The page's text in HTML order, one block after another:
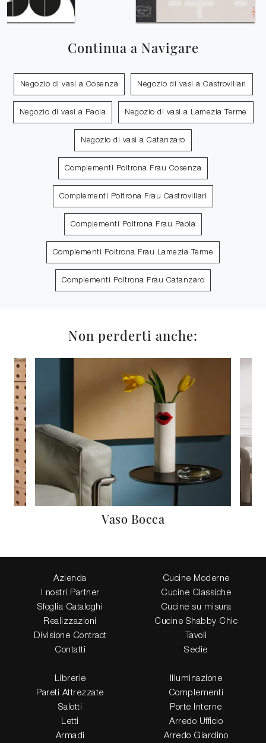
Continua a Navigare
Negozio di vasi a Cosenza Negozio di vasi a Castrovillari
Negozio di vasi a Paola Negozio di vasi a Lamezia Terme
Negozio di vasi a Catanzaro
Complementi Poltrona Frau Cosenza
Complementi Poltrona Frau Castrovillari
Complementi Poltrona Frau Paola
Complementi Poltrona Frau Lamezia Terme
Complementi Poltrona Frau Catanzaro
Non perderti anche:
Vaso Bocca
Azienda
I nostri Partner
Sfoglia Cataloghi
Realizzazioni
Divisione Contract
Contatti
Cucine Moderne
Cucine Classiche
Cucine su misura
Cucine Shabby Chic
Tavoli
Sedie
Librerie
Pareti Attrezzate
Salotti
Letti
Armadi
Illuminazione
Complementi
Porte Interne
Arredo Ufficio
Arredo Giardino